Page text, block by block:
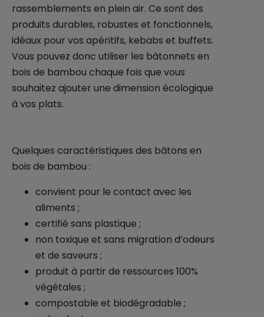
rassemblements en plein air. Ce sont des
produits durables, robustes et fonctionnels,
idéaux pour vos apéritifs, kebabs et buffets.
Vous pouvez donc utiliser les bâtonnets en
bois de bambou chaque fois que vous
souhaitez ajouter une dimension écologique
à vos plats.
Quelques caractéristiques des bâtons en
bois de bambou :
convient pour le contact avec les
aliments ;
certifié sans plastique ;
non toxique et sans migration d’odeurs
et de saveurs ;
produit à partir de ressources 100%
végétales ;
compostable et biodégradable ;